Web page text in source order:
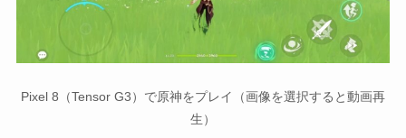
Pixel 8（Tensor G3）で原神をプレイ（画像を選択すると動画再
生）